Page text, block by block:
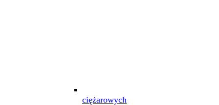
ciężarowych